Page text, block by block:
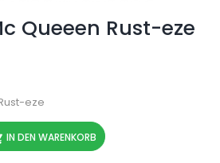
Queeen Rust-eze
eze
IN DEN WARENKORB